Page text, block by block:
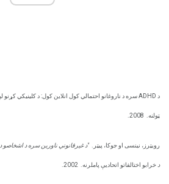
د ADHD سره د ناروغانو احتمالي کول انلاین کول: د کلینیکي کړنو لپاره یوه ماډل.
ټولنه. 2008.
رویټرز، نینسی او جوکا، پیټر.
د خرابو اختالفاتو اتحادیې پاملرنه. 2002.